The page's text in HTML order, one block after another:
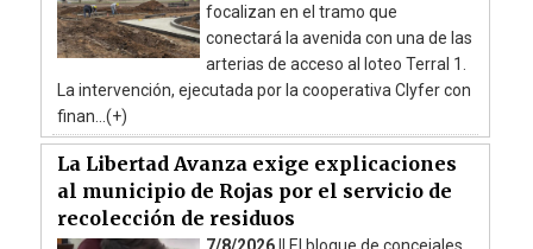
focalizan en el tramo que
conectará la avenida con una de las
arterias de acceso al loteo Terral 1.
La intervención, ejecutada por la cooperativa Clyfer con
finan...(+)
La Libertad Avanza exige explicaciones
al municipio de Rojas por el servicio de
recolección de residuos
7/8/2026 || El bloque de concejales